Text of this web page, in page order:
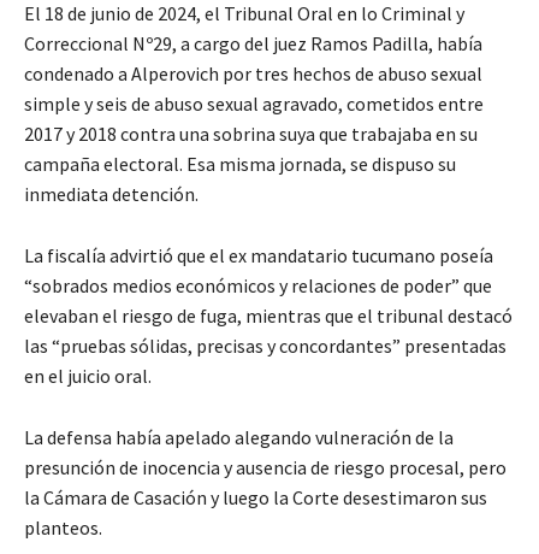
El 18 de junio de 2024, el Tribunal Oral en lo Criminal y
Correccional Nº29, a cargo del juez Ramos Padilla, había
condenado a Alperovich por tres hechos de abuso sexual
simple y seis de abuso sexual agravado, cometidos entre
2017 y 2018 contra una sobrina suya que trabajaba en su
campaña electoral. Esa misma jornada, se dispuso su
inmediata detención.
La fiscalía advirtió que el ex mandatario tucumano poseía
“sobrados medios económicos y relaciones de poder” que
elevaban el riesgo de fuga, mientras que el tribunal destacó
las “pruebas sólidas, precisas y concordantes” presentadas
en el juicio oral.
La defensa había apelado alegando vulneración de la
presunción de inocencia y ausencia de riesgo procesal, pero
la Cámara de Casación y luego la Corte desestimaron sus
planteos.